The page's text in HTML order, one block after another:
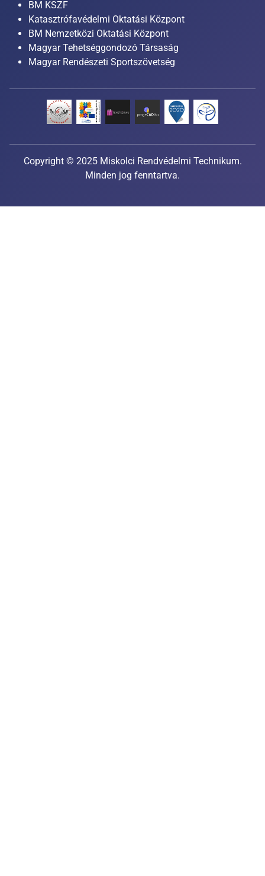
BM KSZF
Katasztrófavédelmi Oktatási Központ
BM Nemzetközi Oktatási Központ
Magyar Tehetséggondozó Társaság
Magyar Rendészeti Sportszövetség
Copyright © 2025 Miskolci Rendvédelmi Technikum.
Minden jog fenntartva.